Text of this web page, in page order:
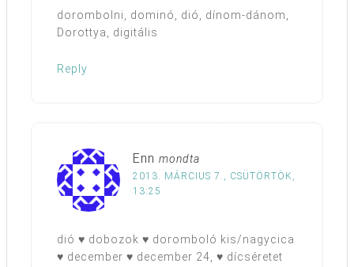
dorombolni, dominó, dió, dínom-dánom,
Dorottya, digitális
Reply
Enn mondta
2013. MÁRCIUS 7., CSÜTÖRTÖK,
13:25
dió ♥ dobozok ♥ doromboló kis/nagycica
♥ december ♥ december 24, ♥ dícséretet